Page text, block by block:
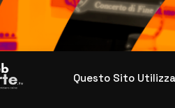
Questo Sito